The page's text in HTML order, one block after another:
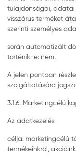
tulajdonságai, adatai
visszárus terméket
szerinti személyes
során automatizált
történik-e: nem.
A jelen pontban
szolgáltatására
3.1.6. Marketingcélú
Az adatkezelés
célja: marketingcélú
termékeinkről,